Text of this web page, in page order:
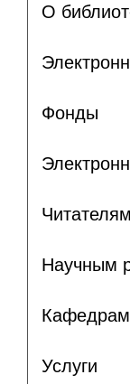
О
Фонды
Читателям
Научным
Кафедрам
Услуги